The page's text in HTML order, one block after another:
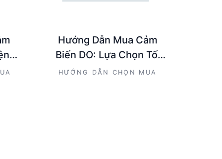
Hướng Dẫn Mua Cảm
Biến DO: Lựa Chọn Tối
Ưu Cho Kỹ Sư và Nhà
HƯỚNG DẪN CHỌN MUA